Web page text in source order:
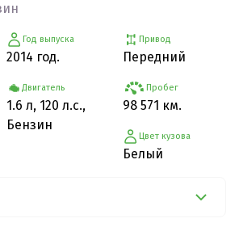
Год выпуска
2014 год.
Двигатель
1.6 л, 120 л.с.,
Бензин
Привод
Передний
Пробег
98 571 км.
Цвет кузова
Белый